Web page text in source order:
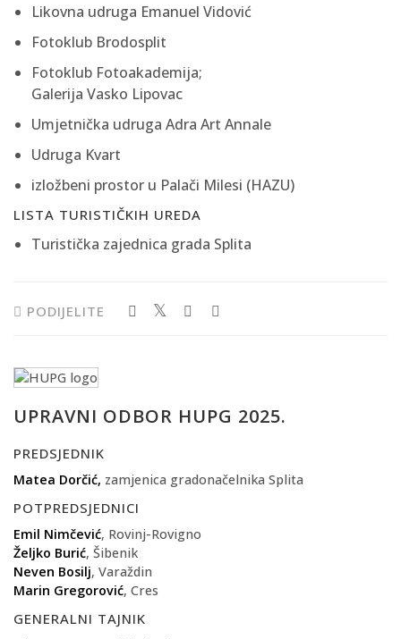
Likovna udruga Emanuel Vidović
Fotoklub Brodosplit
Fotoklub Fotoakademija;
Galerija Vasko Lipovac
Umjetnička udruga Adra Art Annale
Udruga Kvart
izložbeni prostor u Palači Milesi (HAZU)
LISTA TURISTIČKIH UREDA
Turistička zajednica grada Splita
PODIJELITE
UPRAVNI ODBOR HUPG 2025.
PREDSJEDNIK
Matea Dorčić, zamjenica gradonačelnika Splita
POTPREDSJEDNICI
Emil Nimčević, Rovinj-Rovigno
Željko Burić, Šibenik
Neven Bosilj, Varaždin
Marin Gregorović, Cres
GENERALNI TAJNIK